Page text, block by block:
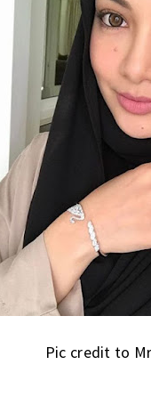
Pic credit to